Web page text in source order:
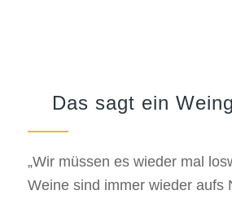
Das sagt ein
„Wir müssen es wieder mal
Weine sind immer wieder aufs